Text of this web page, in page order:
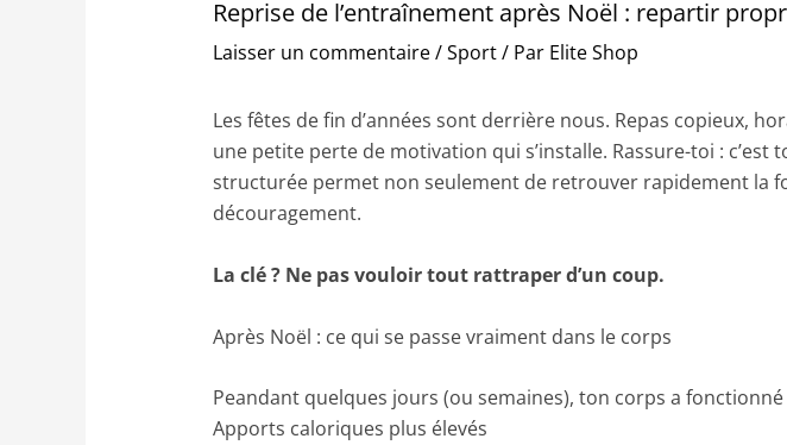
Reprise de l’entraînement après Noël : repartir
Laisser un commentaire/Sport/ Par Elite Shop
Les fêtes de fin d’années sont derrière nous. Repas copieux,
une petite perte de motivation qui s’installe. Rassure-toi :
structurée permet non seulement de retrouver rapidement la
découragement.
La clé ? Ne pas vouloir tout rattraper d’un coup.
Après Noël : ce qui se passe vraiment dans le corps
Peandant quelques jours (ou semaines), ton corps a
Apports caloriques plus élevés